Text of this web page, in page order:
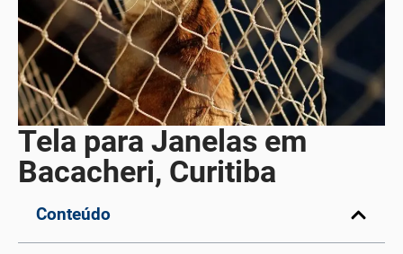
Tela para Janelas em
Bacacheri, Curitiba
Conteúdo